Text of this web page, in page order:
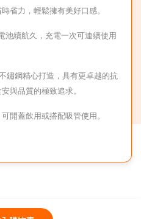
時省力，輕鬆擁有美好口感。
池續航久，充電一次可連續使用
鏽鋼精心打造，具有更卓越的抗
與品質的極致追求。
開蓋飲用或搭配吸管使用。